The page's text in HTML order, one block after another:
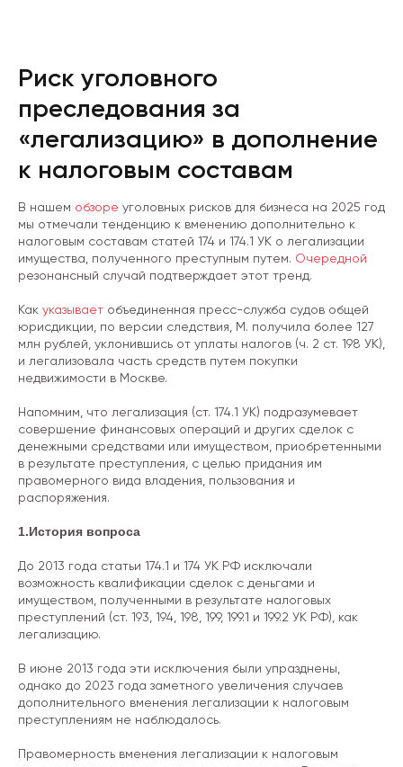
Риск уголовного
преследования за
«легализацию» в дополнение
к налоговым составам
В нашем обзоре уголовных рисков для бизнеса на 2025 год
мы отмечали тенденцию к вменению дополнительно к
налоговым составам статей 174 и 174.1 УК о легализации
имущества, полученного преступным путем. Очередной
резонансный случай подтверждает этот тренд.
Как указывает объединенная пресс-служба судов общей
юрисдикции, по версии следствия, М. получила более 127
млн рублей, уклонившись от уплаты налогов (ч. 2 ст. 198 УК),
и легализовала часть средств путем покупки
недвижимости в Москве.
Напомним, что легализация (ст. 174.1 УК) подразумевает
совершение финансовых операций и других сделок с
денежными средствами или имуществом, приобретенными
в результате преступления, с целью придания им
правомерного вида владения, пользования и
распоряжения.
1.История вопроса
До 2013 года статьи 174.1 и 174 УК РФ исключали
возможность квалификации сделок с деньгами и
имуществом, полученными в результате налоговых
преступлений (ст. 193, 194, 198, 199, 199.1 и 199.2 УК РФ), как
легализацию.
В июне 2013 года эти исключения были упразднены,
однако до 2023 года заметного увеличения случаев
дополнительного вменения легализации к налоговым
преступлениям не наблюдалось.
Правомерность вменения легализации к налоговым